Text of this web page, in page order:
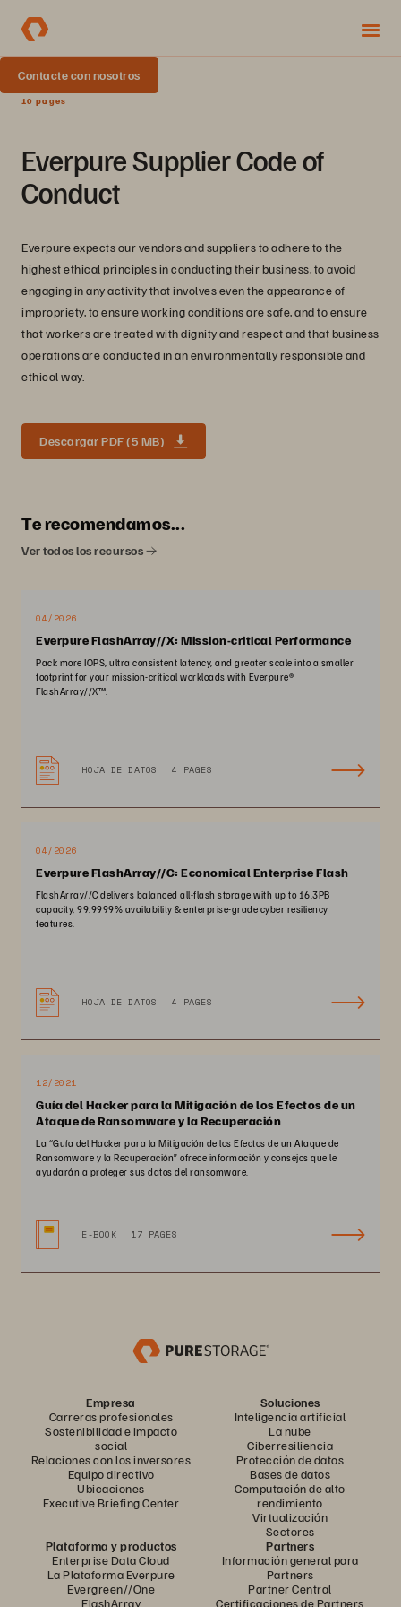
Contacte con nosotros
10 pages
Everpure Supplier Code of
Conduct
Everpure expects our vendors and suppliers to adhere to the
highest ethical principles in conducting their business, to avoid
engaging in any activity that involves even the appearance of
impropriety, to ensure working conditions are safe, and to ensure
that workers are treated with dignity and respect and that business
operations are conducted in an environmentally responsible and
ethical way.
Descargar PDF (5 MB)
Te recomendamos...
Ver todos los recursos
04/2026
Everpure FlashArray//X: Mission-critical Performance
Pack more IOPS, ultra consistent latency, and greater scale into a smaller
footprint for your mission-critical workloads with Everpure®️
FlashArray//X™️.
HOJA DE DATOS 4 PAGES
04/2026
Everpure FlashArray//C: Economical Enterprise Flash
FlashArray//C delivers balanced all-flash storage with up to 16.3PB
capacity, 99.9999% availability & enterprise-grade cyber resiliency
features.
HOJA DE DATOS 4 PAGES
12/2021
Guía del Hacker para la Mitigación de los Efectos de un
Ataque de Ransomware y la Recuperación
La “Guía del Hacker para la Mitigación de los Efectos de un Ataque de
Ransomware y la Recuperación” ofrece información y consejos que le
ayudarán a proteger sus datos del ransomware.
E-BOOK 17 PAGES
Empresa
Carreras profesionales
Sostenibilidad e impacto
social
Relaciones con los inversores
Equipo directivo
Ubicaciones
Executive Briefing Center
Soluciones
Inteligencia artificial
La nube
Ciberresiliencia
Protección de datos
Bases de datos
Computación de alto
rendimiento
Virtualización
Sectores
Plataforma y productos
Enterprise Data Cloud
La Plataforma Everpure
Evergreen//One
FlashArray
Partners
Información general para
Partners
Partner Central
Certificaciones de Partners